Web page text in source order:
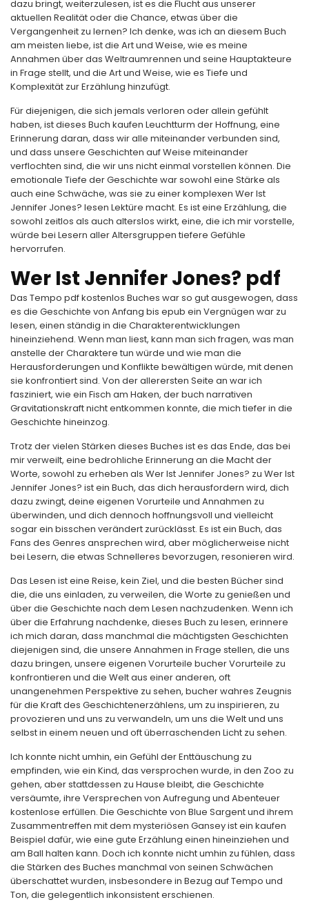
dazu bringt, weiterzulesen, ist es die Flucht aus unserer
aktuellen Realität oder die Chance, etwas über die
Vergangenheit zu lernen? Ich denke, was ich an diesem Buch
am meisten liebe, ist die Art und Weise, wie es meine
Annahmen über das Weltraumrennen und seine Hauptakteure
in Frage stellt, und die Art und Weise, wie es Tiefe und
Komplexität zur Erzählung hinzufügt.
Für diejenigen, die sich jemals verloren oder allein gefühlt
haben, ist dieses Buch kaufen Leuchtturm der Hoffnung, eine
Erinnerung daran, dass wir alle miteinander verbunden sind,
und dass unsere Geschichten auf Weise miteinander
verflochten sind, die wir uns nicht einmal vorstellen können. Die
emotionale Tiefe der Geschichte war sowohl eine Stärke als
auch eine Schwäche, was sie zu einer komplexen Wer Ist
Jennifer Jones? lesen Lektüre macht. Es ist eine Erzählung, die
sowohl zeitlos als auch alterslos wirkt, eine, die ich mir vorstelle,
würde bei Lesern aller Altersgruppen tiefere Gefühle
hervorrufen.
Wer Ist Jennifer Jones? pdf
Das Tempo pdf kostenlos Buches war so gut ausgewogen, dass
es die Geschichte von Anfang bis epub ein Vergnügen war zu
lesen, einen ständig in die Charakterentwicklungen
hineinziehend. Wenn man liest, kann man sich fragen, was man
anstelle der Charaktere tun würde und wie man die
Herausforderungen und Konflikte bewältigen würde, mit denen
sie konfrontiert sind. Von der allerersten Seite an war ich
fasziniert, wie ein Fisch am Haken, der buch narrativen
Gravitationskraft nicht entkommen konnte, die mich tiefer in die
Geschichte hineinzog.
Trotz der vielen Stärken dieses Buches ist es das Ende, das bei
mir verweilt, eine bedrohliche Erinnerung an die Macht der
Worte, sowohl zu erheben als Wer Ist Jennifer Jones? zu Wer Ist
Jennifer Jones? ist ein Buch, das dich herausfordern wird, dich
dazu zwingt, deine eigenen Vorurteile und Annahmen zu
überwinden, und dich dennoch hoffnungsvoll und vielleicht
sogar ein bisschen verändert zurücklässt. Es ist ein Buch, das
Fans des Genres ansprechen wird, aber möglicherweise nicht
bei Lesern, die etwas Schnelleres bevorzugen, resonieren wird.
Das Lesen ist eine Reise, kein Ziel, und die besten Bücher sind
die, die uns einladen, zu verweilen, die Worte zu genießen und
über die Geschichte nach dem Lesen nachzudenken. Wenn ich
über die Erfahrung nachdenke, dieses Buch zu lesen, erinnere
ich mich daran, dass manchmal die mächtigsten Geschichten
diejenigen sind, die unsere Annahmen in Frage stellen, die uns
dazu bringen, unsere eigenen Vorurteile bucher Vorurteile zu
konfrontieren und die Welt aus einer anderen, oft
unangenehmen Perspektive zu sehen, bucher wahres Zeugnis
für die Kraft des Geschichtenerzählens, um zu inspirieren, zu
provozieren und uns zu verwandeln, um uns die Welt und uns
selbst in einem neuen und oft überraschenden Licht zu sehen.
Ich konnte nicht umhin, ein Gefühl der Enttäuschung zu
empfinden, wie ein Kind, das versprochen wurde, in den Zoo zu
gehen, aber stattdessen zu Hause bleibt, die Geschichte
versäumte, ihre Versprechen von Aufregung und Abenteuer
kostenlose erfüllen. Die Geschichte von Blue Sargent und ihrem
Zusammentreffen mit dem mysteriösen Gansey ist ein kaufen
Beispiel dafür, wie eine gute Erzählung einen hineinziehen und
am Ball halten kann. Doch ich konnte nicht umhin zu fühlen, dass
die Stärken des Buches manchmal von seinen Schwächen
überschattet wurden, insbesondere in Bezug auf Tempo und
Ton, die gelegentlich inkonsistent erschienen.